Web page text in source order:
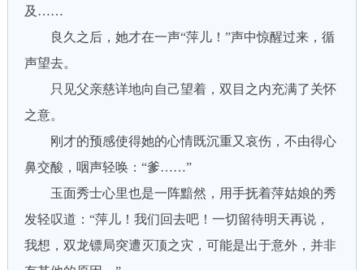
及……
良久之后，她才在一声“萍儿！”声中惊醒过来，循
声望去。
只见父亲慈详地向自己望着，双目之内充满了关怀
之意。
刚才的预感使得她的心情既沉重又哀伤，不由得心
鼻交酸，咽声轻唤：“爹……”
玉面秀士心里也是一阵黯然，用手抚着萍姑娘的秀
发轻叹道：“萍儿！我们回去吧！一切留待明天再说，
我想，双龙镖局突遭灭顶之灾，可能是出于意外，并非